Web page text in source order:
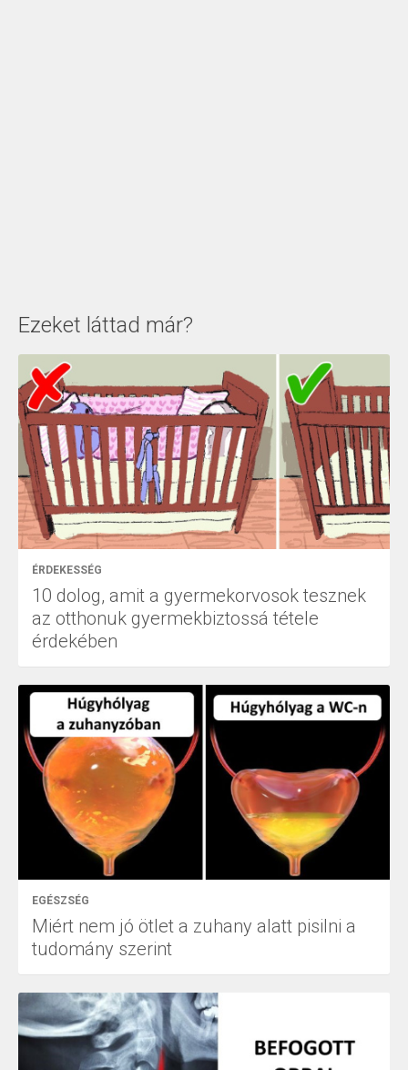
Ezeket láttad már?
ÉRDEKESSÉG
10 dolog, amit a gyermekorvosok tesznek
az otthonuk gyermekbiztossá tétele
érdekében
EGÉSZSÉG
Miért nem jó ötlet a zuhany alatt pisilni a
tudomány szerint